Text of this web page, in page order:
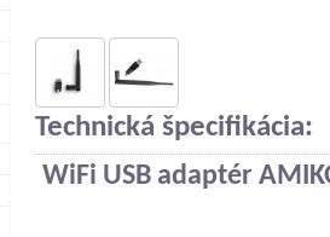
Technická špecifikácia:
WiFi USB adaptér